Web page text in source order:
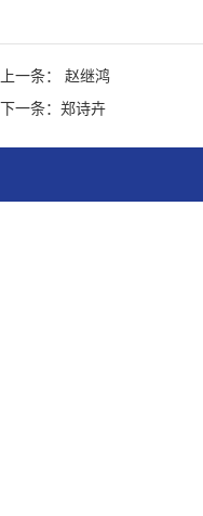
上一条： 赵继鸿
下一条：郑诗卉